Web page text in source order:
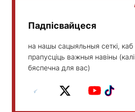
Падпісвайцеся
на нашы сацыяльныя сеткі, каб
прапусціць важныя навіны (калі
бяспечна для вас)